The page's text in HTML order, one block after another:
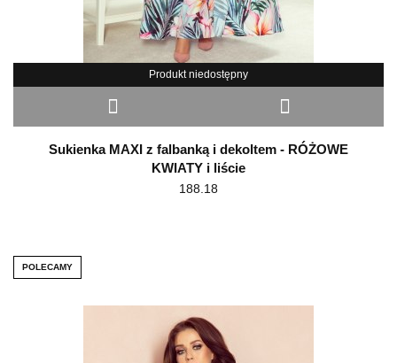
Produkt niedostępny
Sukienka MAXI z falbanką i dekoltem - RÓŻOWE
KWIATY i liście
188.18
POLECAMY